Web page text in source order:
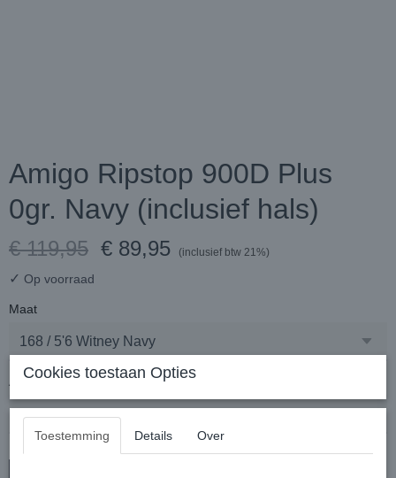
Amigo Ripstop 900D Plus
0gr. Navy (inclusief hals)
€ 119,95 € 89,95 (inclusief btw 21%)
✓ Op voorraad
Maat
AantalCookies toestaan Opties
Toestemming Details Over